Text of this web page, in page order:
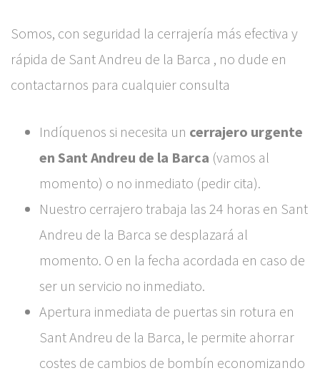
Somos, con seguridad la cerrajería más efectiva y
rápida de Sant Andreu de la Barca , no dude en
contactarnos para cualquier consulta
Indíquenos si necesita un cerrajero urgente
en Sant Andreu de la Barca (vamos al
momento) o no inmediato (pedir cita).
Nuestro cerrajero trabaja las 24 horas en Sant
Andreu de la Barca se desplazará al
momento. O en la fecha acordada en caso de
ser un servicio no inmediato.
Apertura inmediata de puertas sin rotura en
Sant Andreu de la Barca, le permite ahorrar
costes de cambios de bombín economizando